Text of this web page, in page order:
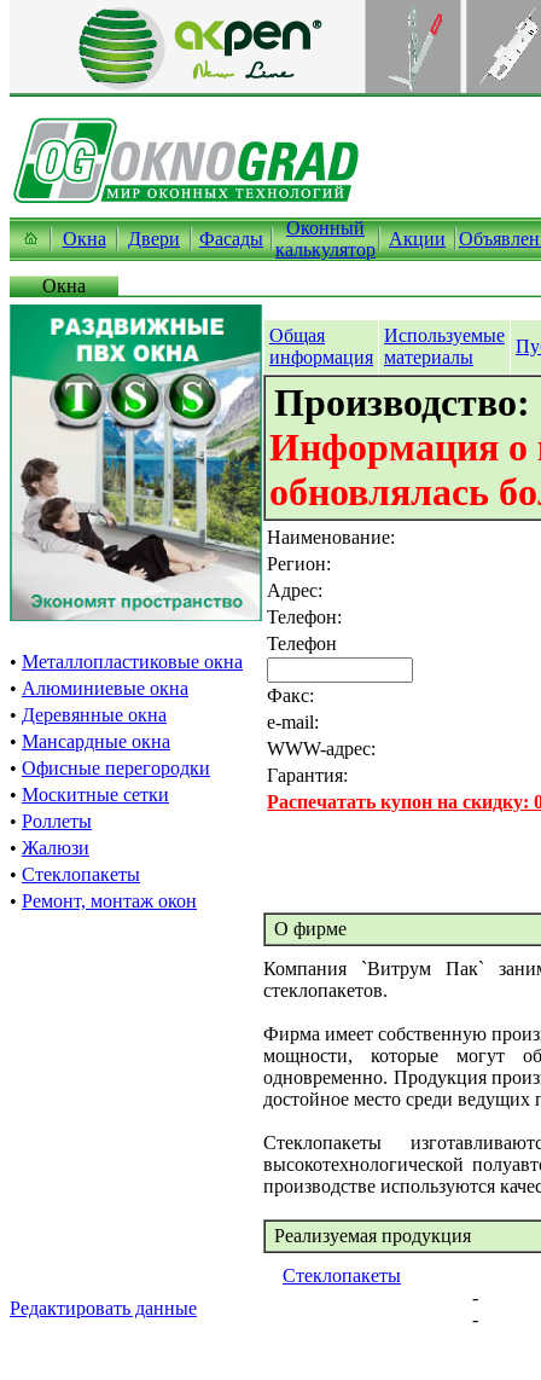
Окна Двери Фасады
Оконный
калькулятор
Акции
Окна
• Металлопластиковые окна
• Алюминиевые окна
• Деревянные окна
• Мансардные окна
• Офисные перегородки
• Москитные сетки
• Роллеты
• Жалюзи
• Стеклопакеты
• Ремонт, монтаж окон
Общая
информация
Используемые
материалы
Информация о
обновлялась
Наименование:
Регион:
Адрес:
Телефон:
Телефон
Факс:
e-mail:
WWW-адрес:
Гарантия:
Распечатать купон на скидку:
О фирме
Компания `Витрум Пак`
стеклопакетов.
Фирма имеет собственную
мощности, которые могут
одновременно. Продукция
достойное место среди
Стеклопакеты
высокотехнологической
производстве используются
Реализуемая продукция
Стеклопакеты
Редактировать данные
-
-